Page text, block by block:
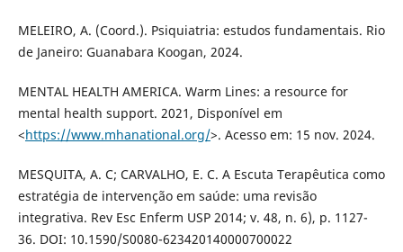
MELEIRO, A. (Coord.). Psiquiatria: estudos fundamentais. Rio
de Janeiro: Guanabara Koogan, 2024.
MENTAL HEALTH AMERICA. Warm Lines: a resource for
mental health support. 2021, Disponível em
<https://www.mhanational.org/>. Acesso em: 15 nov. 2024.
MESQUITA, A. C; CARVALHO, E. C. A Escuta Terapêutica como
estratégia de intervenção em saúde: uma revisão
integrativa. Rev Esc Enferm USP 2014; v. 48, n. 6), p. 1127-
36. DOI: 10.1590/S0080-623420140000700022